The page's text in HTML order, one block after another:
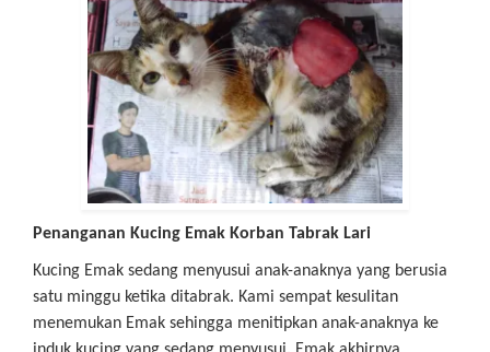
Penanganan Kucing Emak Korban Tabrak Lari
Kucing Emak sedang menyusui anak-anaknya yang berusia
satu minggu ketika ditabrak. Kami sempat kesulitan
menemukan Emak sehingga menitipkan anak-anaknya ke